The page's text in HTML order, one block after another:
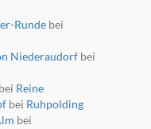
Rundebei
Niederaudorfbei
bei Reine
bei Ruhpolding
bei